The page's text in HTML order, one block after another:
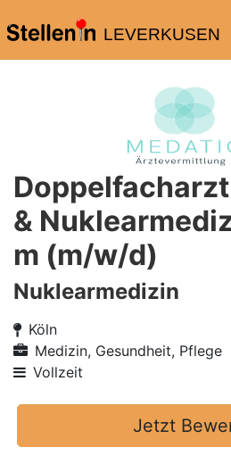
LEVERKUSEN
&
m (m/w/d)
Nuklearmedizin
Köln
Medizin, Gesundheit, Pflege
Vollzeit
Jetzt